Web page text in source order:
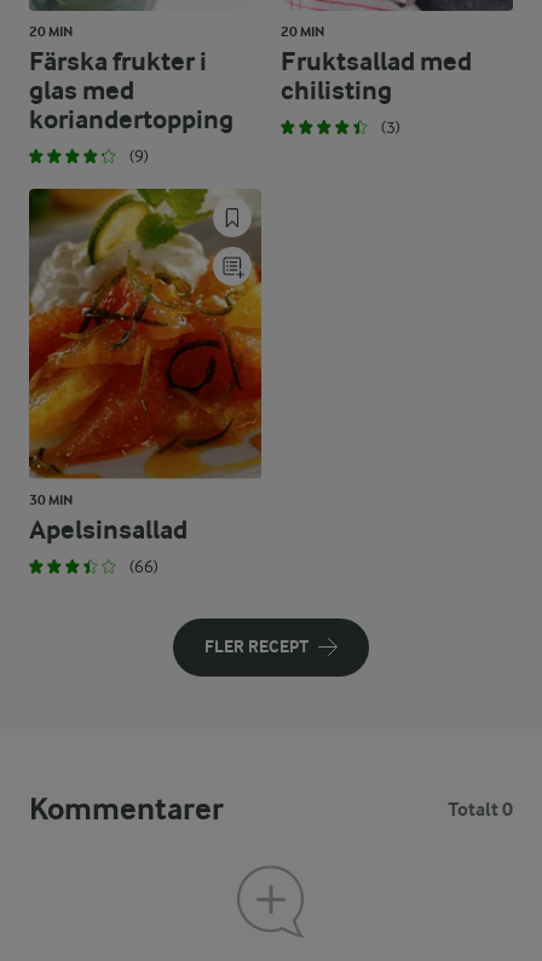
20 MIN
Färska frukter i
glas med
koriandertopping
(9)
20 MIN
Fruktsallad med
chilisting
(3)
30 MIN
Apelsinsallad
(66)
FLER RECEPT
Kommentarer Totalt 0